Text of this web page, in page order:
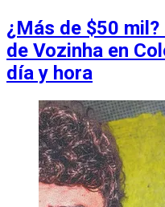
¿Más de $50
de Vozinha en
día y hora